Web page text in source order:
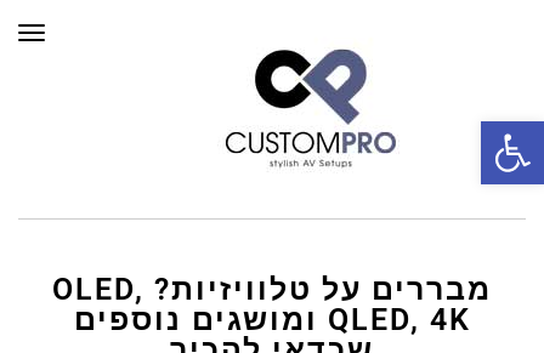
מבררים על טלוויזיות? OLED,
QLED, 4K ומושגים נוספים
פתח סרגל נגישות